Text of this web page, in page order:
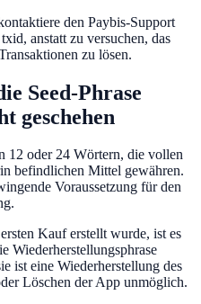
den Paybis-Support
anstatt zu versuchen, das
zu lösen.
Seed-Phrase
geschehen
12 oder 24 Wörtern, die vollen
befindlichen Mittel gewähren.
Voraussetzung für den
Kauf erstellt wurde, ist es
Wiederherstellungsphrase
ist eine Wiederherstellung des
Löschen der App unmöglich.